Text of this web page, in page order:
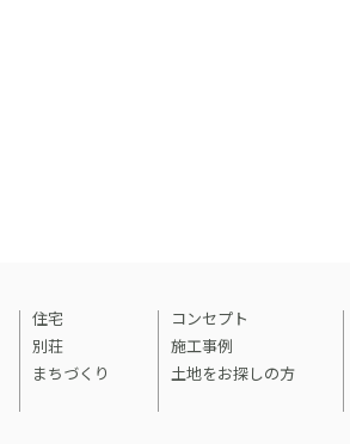
住宅
別荘
まちづくり
コンセプト
施工事例
土地をお探しの方